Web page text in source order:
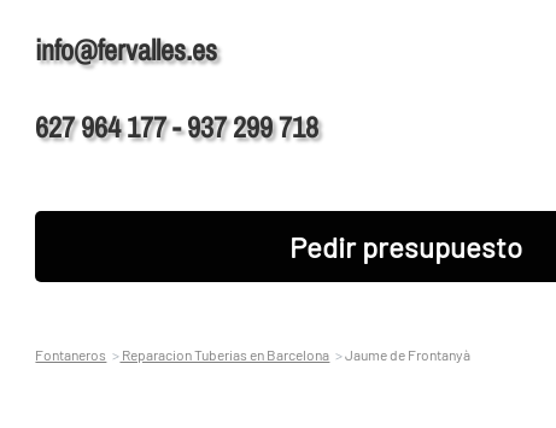
info@fervalles.es
627 964 177 - 937 299 718
Pedir presupuesto
Fontaneros Reparacion Tuberias en Barcelona Jaume de Frontanyà